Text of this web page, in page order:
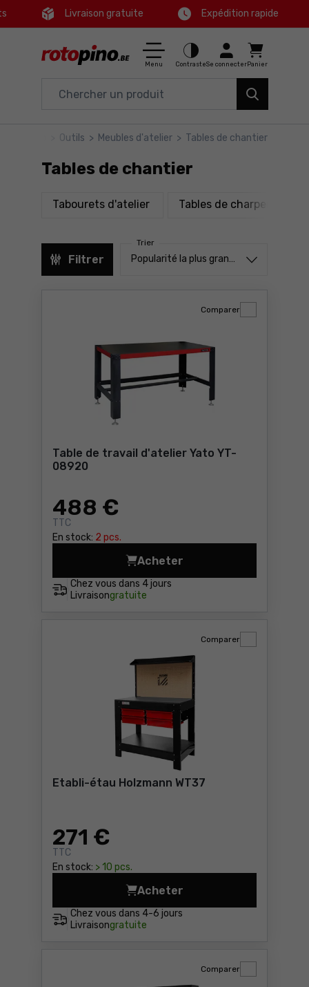
Ctrl M
Menu principal
Filtres
Produits
Livraison gratuite Expédition rapide
Menu ContrasteSe connecter Panier
Maison & Jardin
Outils > Meubles d'atelier > Tables de chantier
Tables de chantier
Tabourets d'atelier produitsTables de charpentier
Filtrer
Trier
Trier à partir de
Popularité la plus grande
Table de travail d'atelier Yato YT-
08920
488 €
TTC
En stock: 2 pcs.
Comparer
Chez vous dans 4 jours
Livraisongratuite
Acheter
Table de travail d'atelier
Etabli-étau Holzmann WT37
271 €
TTC
En stock: > 10 pcs.
Comparer
Chez vous dans 4-6 jours
Livraisongratuite
Acheter
Etabli-étau Holzmann
Comparer